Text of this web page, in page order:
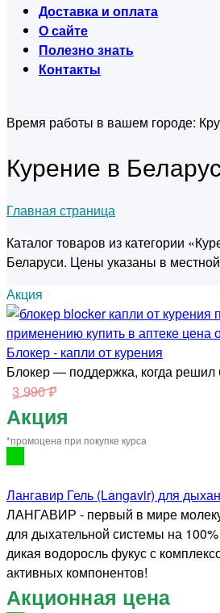
Доставка и оплата
О сайте
Полезно знать
Контакты
Время работы в вашем городе:
Курение в
Главная страница
Каталог товаров из категории
Беларуси. Цены указаны в
Акция
Блокер - капли от курения
Блокер — поддержка, когда решил
3 990 ₽
Акция
*промоцена при покупке курса
Лангавир Гель (Langavir) для
ЛАНГАВИР - первый в мире
для дыхательной системы на
дикая водоросль фукус с
активных компонентов!
Акционная цена